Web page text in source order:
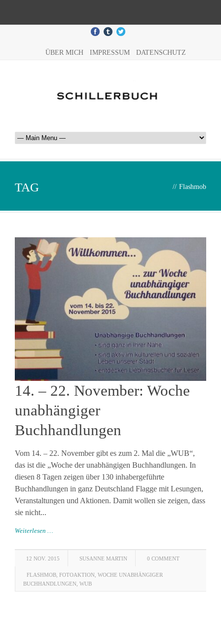
ÜBER MICH IMPRESSUM DATENSCHUTZ
TAG // Flashmob
14. – 22. November: Woche
unabhängiger
Buchhandlungen
Vom 14. – 22. November gibt es zum 2. Mal die „WUB“,
das ist die „Woche der unabhängigen Buchhandlungen. In
diesen 8 Tagen zeigen über 130 inhabergeführte
Buchhandlungen in ganz Deutschland Flagge mit Lesungen,
Veranstaltungen und Aktionen. Damit wollen sie zeigen, dass
sie nicht...
Weiterlesen …
12 NOV. 2015 SUSANNE MARTIN 0 COMMENT
FLASHMOB FOTOAKTION WOCHE UNABHÄNGIGER
BUCHHANDLUNGEN WUB